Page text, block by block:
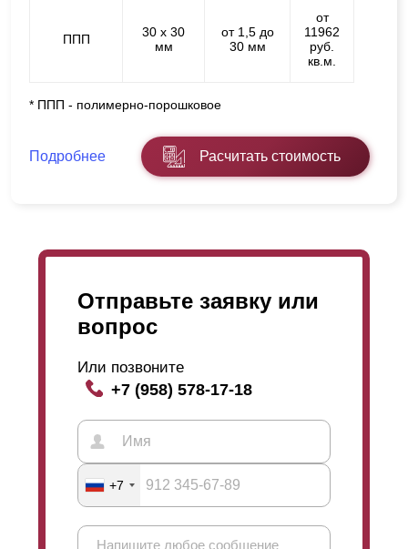
ППП
30 х 30
мм
от 1,5 до
30 мм
от
11962
руб.
кв.м.
* ППП - полимерно-порошковое
Подробнее Расчитать стоимость
Отправьте заявку или
вопрос
Или позвоните
+7 (958) 578-17-18
+7